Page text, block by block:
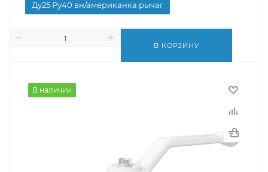
Ду25 Ру40 вн/американка рычаг
В КОРЗИНУ
В наличии